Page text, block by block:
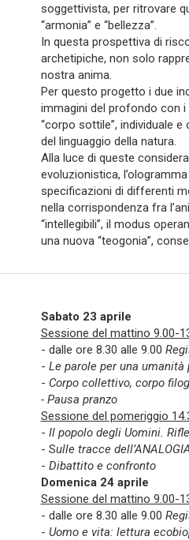
soggettivista, per ritrovare
“armonia” e “bellezza”.
In questa prospettiva di
archetipiche, non solo
nostra anima.
Per questo progetto i due
immagini del profondo con i
“corpo sottile”, individuale
del linguaggio della natura.
Alla luce di queste
evoluzionistica,
specificazioni di differenti
nella corrispondenza fra
“intellegibili”, il modus
una nuova “teogonia”,
Sabato 23 aprile
Sessione del mattino 9.00-
- dalle ore 8.30 alle 9.00
- Le parole per una
- Corpo collettivo, corpo
- Pausa pranzo
Sessione del pomeriggio
- Il popolo degli Uomini.
- Sulle tracce
- Dibattito e confronto
Domenica 24 aprile
Sessione del mattino 9.00-
- dalle ore 8.30 alle 9.00
- Uomo e vita: lettura